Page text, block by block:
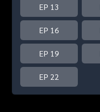
EP 13
EP 16
EP 19
EP 22